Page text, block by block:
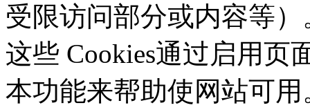
受限访问部分或内容等
这些 Cookies通过启用页
本功能来帮助使网站可